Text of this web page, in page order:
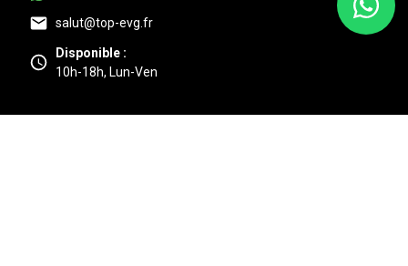
salut@top-evg.fr
Disponible :
10h-18h, Lun-Ven